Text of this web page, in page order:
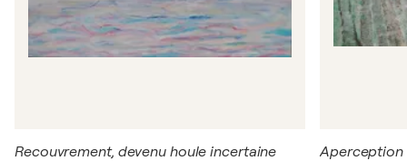
Recouvrement, devenu houle incertaine Aperception